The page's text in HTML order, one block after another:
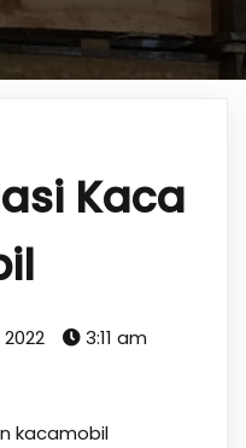
Kaca
2022 3:11 am
kacamobil